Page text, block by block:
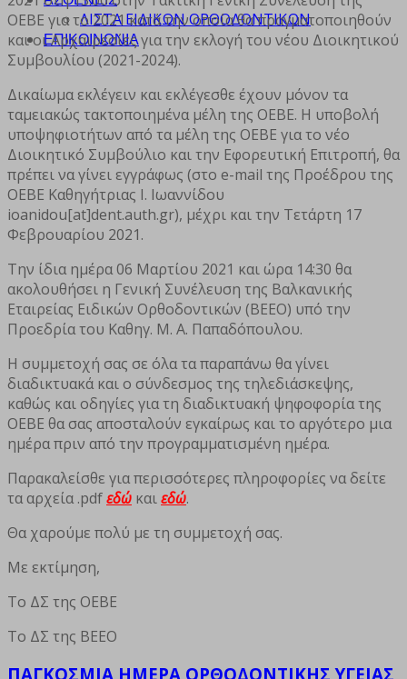
ΛΙΣΤΑ ΕΙΔΙΚΩΝ ΟΡΘΟΔΟΝΤΙΚΩΝ
ΕΠΙΚΟΙΝΩΝΙΑ
ΟΕΒΕ για το 2021 κατά την οποία θα πραγματοποιηθούν
και οι Αρχαιρεσίες για την εκλογή του νέου Διοικητικού
Συμβουλίου (2021-2024).
Δικαίωμα εκλέγειν και εκλέγεσθε έχουν μόνον τα
ταμειακώς τακτοποιημένα μέλη της ΟΕΒΕ. Η υποβολή
υποψηφιοτήτων από τα μέλη της ΟΕΒΕ για το νέο
Διοικητικό Συμβούλιο και την Εφορευτική Επιτροπή, θα
πρέπει να γίνει εγγράφως (στο e-mail της Προέδρου της
ΟΕΒΕ Καθηγήτριας Ι. Ιωαννίδου
ioanidou[at]dent.auth.gr), μέχρι και την Τετάρτη 17
Φεβρουαρίου 2021.
Την ίδια ημέρα 06 Μαρτίου 2021 και ώρα 14:30 θα
ακολουθήσει η Γενική Συνέλευση της Βαλκανικής
Εταιρείας Ειδικών Ορθοδοντικών (ΒΕΕΟ) υπό την
Προεδρία του Καθηγ. Μ. Α. Παπαδόπουλου.
Η συμμετοχή σας σε όλα τα παραπάνω θα γίνει
διαδικτυακά και ο σύνδεσμος της τηλεδιάσκεψης,
καθώς και οδηγίες για τη διαδικτυακή ψηφοφορία της
ΟΕΒΕ θα σας αποσταλούν εγκαίρως και το αργότερο μια
ημέρα πριν από την προγραμματισμένη ημέρα.
Παρακαλείσθε για περισσότερες πληροφορίες να δείτε
τα αρχεία .pdfεδώ καιεδώ.
Θα χαρούμε πολύ με τη συμμετοχή σας.
Με εκτίμηση,
Το ΔΣ της ΟΕΒΕ
Το ΔΣ της ΒΕΕΟ
ΠΑΓΚΟΣΜΙΑ ΗΜΕΡΑ ΟΡΘΟΔΟΝΤΙΚΗΣ ΥΓΕΙΑΣ